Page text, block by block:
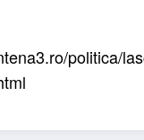
politica/